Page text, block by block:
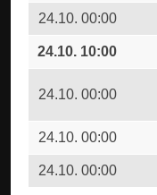
24.10. 00:00
24.10. 10:00
24.10. 00:00
24.10. 00:00
24.10. 00:00